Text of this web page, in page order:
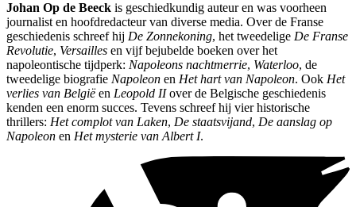
Johan Op de Beeck is geschiedkundig auteur en was voorheen
journalist en hoofdredacteur van diverse media. Over de Franse
geschiedenis schreef hij De Zonnekoning, het tweedelige De Franse
Revolutie, Versailles en vijf bejubelde boeken over het
napoleontische tijdperk: Napoleons nachtmerrie, Waterloo, de
tweedelige biografie Napoleon en Het hart van Napoleon. Ook Het
verlies van Belgiëen Leopold IIover de Belgische geschiedenis
kenden een enorm succes. Tevens schreef hij vier historische
thrillers: Het complot van Laken, De staatsvijand, De aanslag op
Napoleon en Het mysterie van Albert I.